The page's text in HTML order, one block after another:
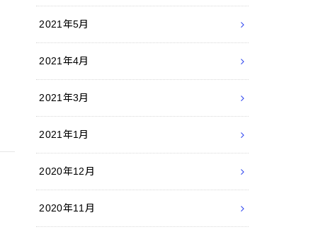
2021年5月
2021年4月
2021年3月
2021年1月
2020年12月
2020年11月